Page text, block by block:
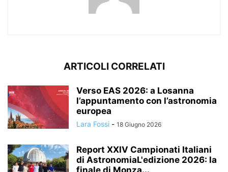
ARTICOLI CORRELATI
Verso EAS 2026: a Losanna
l’appuntamento con l’astronomia
europea
Lara Fossi - 18 Giugno 2026
Report XXIV Campionati Italiani
di AstronomiaL'edizione 2026: la
finale di Monza...